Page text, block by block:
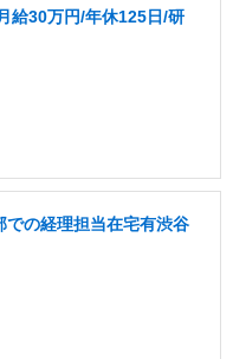
給30万円/年休125日/研
の経理担当在宅有渋谷